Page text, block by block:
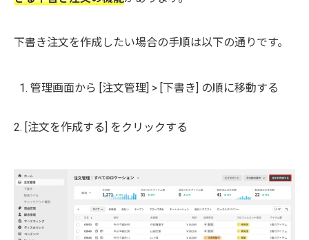
下書き注文を作成したい場合の手順は以下の通りです。
管理画面から [注文管理] > [下書き] の順に移動する
2. [注文を作成する] をクリックする